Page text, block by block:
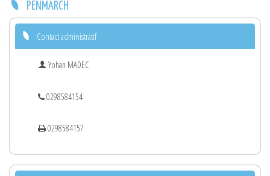
PENMARCH
Contact administratif
Yohan MADEC
0298584154
0298584157